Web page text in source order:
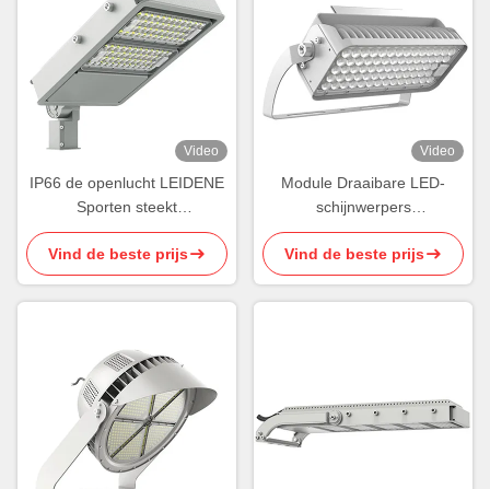
Video
IP66 de openlucht LEIDENE
Sporten steekt
Asymmetrische Lens150w
LEIDENE Lichten aan
Vind de beste prijs
Video
Module Draaibare LED-
schijnwerpers
Gestroomlijnde LED-
buitensportverlichting
Vind de beste prijs